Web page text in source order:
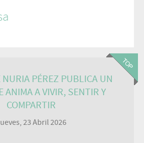
NURIA PÉREZ PUBLICA UN
ANIMA A VIVIR, SENTIR Y
COMPARTIR
23 Abril 2026